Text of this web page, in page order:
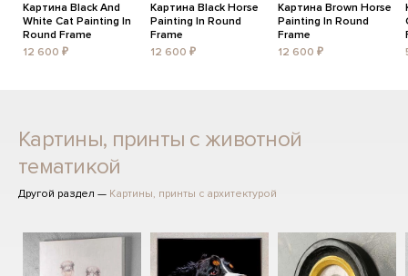
Картина Black And
White Cat Painting In
Round Frame
12 600 ₽
Картина Black Horse
Painting In Round
Frame
12 600 ₽
Картина Brown Horse
Painting In Round
Frame
12 600 ₽
Картины, принты с животной
тематикой
Другой раздел — Картины, принты с архитектурой